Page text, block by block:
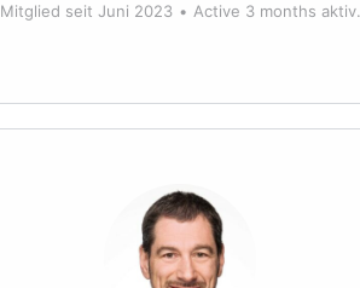
Mitglied seit Juni 2023 • Active 3 months aktiv.